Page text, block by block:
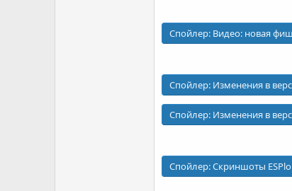
Спойлер: Видео: новая
Спойлер: Изменения в
Спойлер: Изменения в
Спойлер:Скриншоты